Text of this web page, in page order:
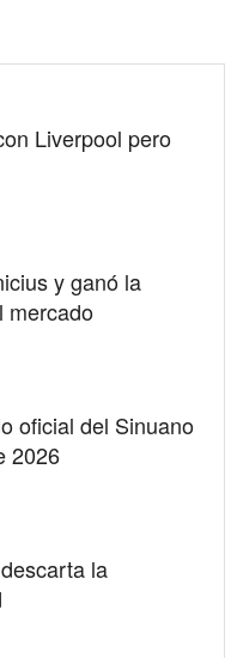
Liverpool pero
y ganó la
mercado
oficial del Sinuano
2026
la